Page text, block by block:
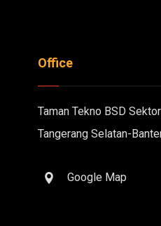
Office
Taman Tekno BSD
Tangerang Selatan-
Google Map